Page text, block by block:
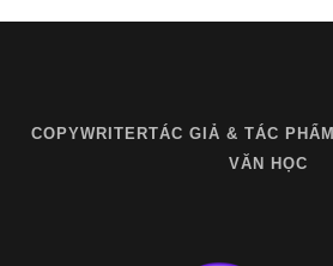
COPYWRITERTÁC GIẢ & TÁC PHẨM
VĂN HỌC